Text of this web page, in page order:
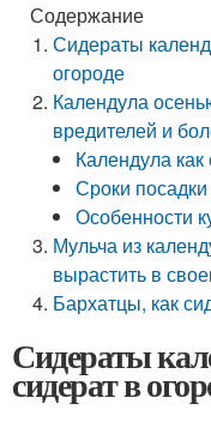
Содержание
Сидераты
огороде
Календула
вредителей и
Календула
Сроки
Особенности
Мульча из
вырастить в
Бархатцы, как
Сидераты
сидерат в